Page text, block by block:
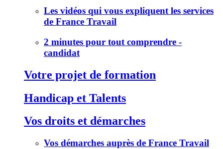
Les vidéos qui vous expliquent les services
de France Travail
2 minutes pour tout comprendre -
candidat
Votre projet de formation
Handicap et Talents
Vos droits et démarches
Vos démarches auprès de France Travail